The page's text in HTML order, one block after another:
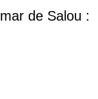
de Salou :